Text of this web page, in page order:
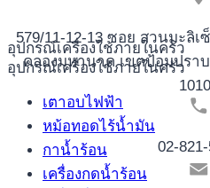
อุปกรณ์เครื่องใช้ภายในครัว
อุปกรณ์เครื่องใช้ภายในครัว
เตาอบไฟฟ้า
หม้อทอดไร้น้ำมัน
กาน้ำร้อน
เครื่องกดน้ำร้อน
579/11-12-13 ซอย สวนมะลิเ
คลองมหานาค เขตป้อมปรา
02-